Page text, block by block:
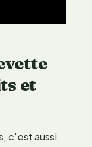
et
c’est aussi